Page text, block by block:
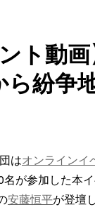
ント動
ら紛争
はオンラインイ
が参加した本
安藤恒平が登壇